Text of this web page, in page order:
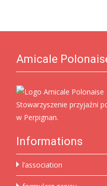
Amicale
Stowarzyszenie przyjaźni
w Perpignan.
Informations
l’association